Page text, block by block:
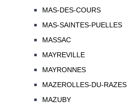
MAS-DES-COURS
MAS-SAINTES-PUELLES
MASSAC
MAYREVILLE
MAYRONNES
MAZEROLLES-DU-RAZES
MAZUBY